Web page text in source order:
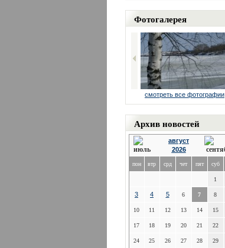
Фотогалерея
смотреть все фотографии
Архив новостей
август
2026
пон втр срд чет пят суб
1
3 4 5 6 7 8
10 11 12 13 14 15
17 18 19 20 21 22
24 25 26 27 28 29